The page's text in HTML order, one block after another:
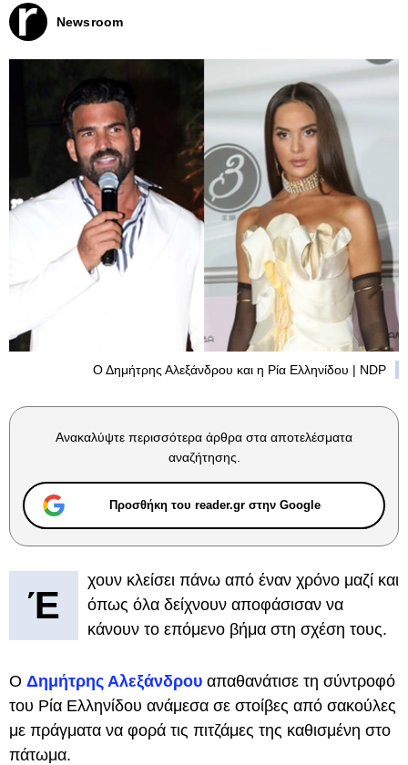
Newsroom
Ο Δημήτρης Αλεξάνδρου και η Ρία Ελληνίδου | NDP
Ανακαλύψτε περισσότερα άρθρα στα αποτελέσματα
αναζήτησης.
Προσθήκη του reader.gr στην Google
Έ
χουν κλείσει πάνω από έναν χρόνο μαζί και
όπως όλα δείχνουν αποφάσισαν να
κάνουν το επόμενο βήμα στη σχέση τους.
Ο Δημήτρης Αλεξάνδρου απαθανάτισε τη σύντροφό
του Ρία Ελληνίδου ανάμεσα σε στοίβες από σακούλες
με πράγματα να φορά τις πιτζάμες της καθισμένη στο
πάτωμα.